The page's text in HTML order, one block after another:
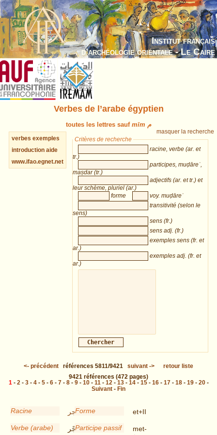
Institut français
d’archéologie orientale - Le Caire
Verbes de l’arabe égyptien
toutes les lettres sauf mīm م
verbes exemples
introduction aide
www.ifao.egnet.net
masquer la recherche
Critères de recherche
racine, verbe (ar. et
tr.)
participes, muḍāreʿ,
maṣdar (tr.)
adjectifs (ar. et tr.) et
leur schème, pluriel (ar.)
forme
voy. muḍāreʿ
transitivité (selon le
sens)
sens (fr.)
sens adj. (fr.)
exemples sens (fr. et
ar.)
exemples adj. (fr. et
ar.)
<- précédent références 5811/9421 suivant ->
retour liste
9421 références (472 pages)
1- 2- 3- 4- 5- 6- 7- 8- 9- 10- 11- 12- 13- 14- 15- 16- 17- 18- 19- 20-
Suivant - Fin
Racine غجر
Verbe (arabe) اتغجّر
Forme et+II
Participe passif
met-